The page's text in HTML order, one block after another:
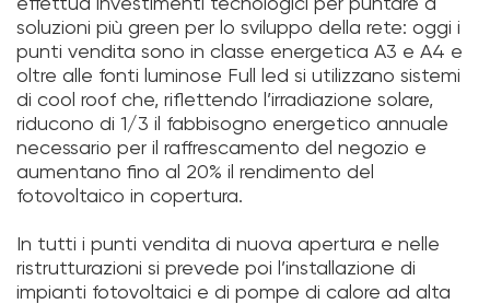
soluzioni più green per lo sviluppo della rete: oggi i
punti vendita sono in classe energetica A3 e A4 e
oltre alle fonti luminose Full led si utilizzano sistemi
di cool roof che, riflettendo l’irradiazione solare,
riducono di 1/3 il fabbisogno energetico annuale
necessario per il raffrescamento del negozio e
aumentano fino al 20% il rendimento del
fotovoltaico in copertura.
In tutti i punti vendita di nuova apertura e nelle
ristrutturazioni si prevede poi l’installazione di
impianti fotovoltaici e di pompe di calore ad alta